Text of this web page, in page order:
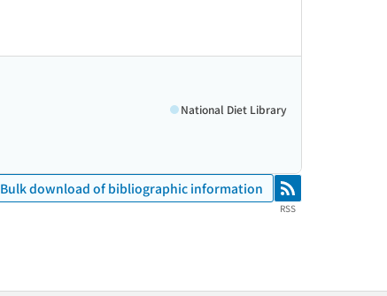
National Diet Library
Bulk download of bibliographic information RSS
RSS